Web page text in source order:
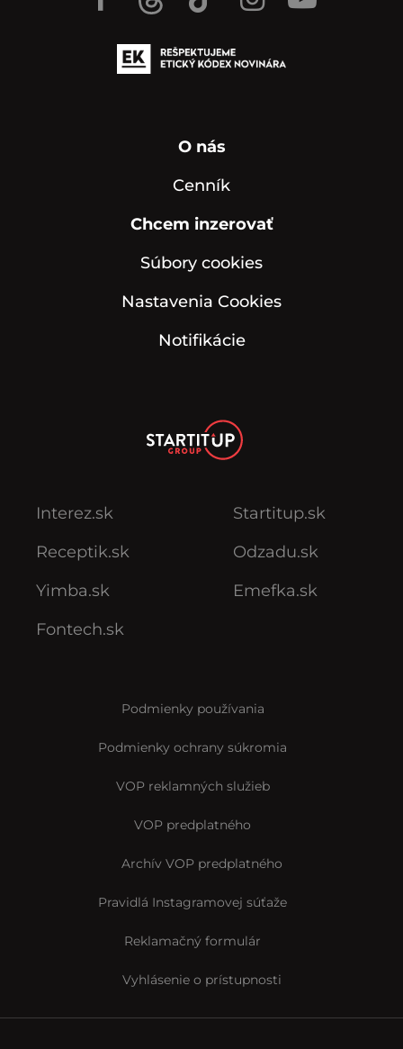
O nás
Cenník
Chcem inzerovať
Súbory cookies
Nastavenia Cookies
Notifikácie
Interez.sk
Receptik.sk
Yimba.sk
Fontech.sk
Startitup.sk
Odzadu.sk
Emefka.sk
Podmienky používania
Podmienky ochrany súkromia
VOP reklamných služieb
VOP predplatného
Archív VOP predplatného
Pravidlá Instagramovej súťaže
Reklamačný formulár
Vyhlásenie o prístupnosti